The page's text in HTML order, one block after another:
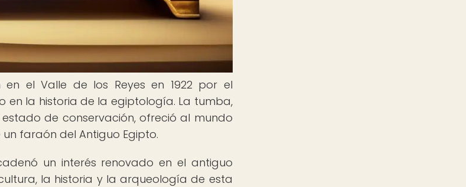
el Valle de los Reyes en 1922 por el
la historia de la egiptología. La tumba,
de conservación, ofreció al mundo
faraón del Antiguo Egipto.
un interés renovado en el antiguo
la historia y la arqueología de esta